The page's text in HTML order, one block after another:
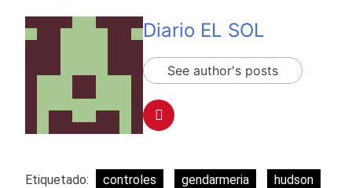
Diario EL SOL
See author's posts
Etiquetado: controles gendarmeria
hudson